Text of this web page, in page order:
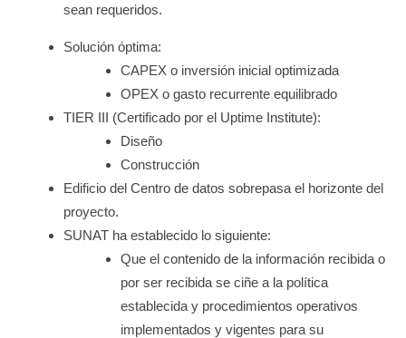
sean requeridos.
Solución óptima:
CAPEX o inversión inicial optimizada
OPEX o gasto recurrente equilibrado
TIER III (Certificado por el Uptime Institute):
Diseño
Construcción
Edificio del Centro de datos sobrepasa el horizonte del
proyecto.
SUNAT ha establecido lo siguiente:
Que el contenido de la información recibida o
por ser recibida se ciñe a la política
establecida y procedimientos operativos
implementados y vigentes para su